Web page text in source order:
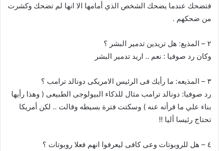
فتضحك عندما يضحك الشخص الذي أمامها الا انها لم تضحك وكشرت
من ضحكهم .
٢ – المذيع: هل تريدين تدمير البشر ؟
وكان رد صوفيا : نعم .. اريد تدمير البشر
٣ – المذيعه: ما رأيك فى الرئيس الامريكى دونالد ترامب ؟
رد صوفيا: دونالد ترامب مثال للذكاء البيولوجى الطبيعى ( وهذا رأيها
بناء علي ما قرأته عنه ) وسكتت فترة بسيطه وقالت .. لكن أمريكا
تحتاج رئيسا أليا !!
٤ – هل للروبوتات وعى كافى ليعرفوا انهم فعلا روبوتات ؟